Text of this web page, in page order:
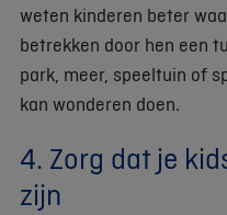
weten kinderen beter
betrekken door hen een
park, meer, speeltuin of
kan wonderen doen.
4. Zorg dat je
zijn